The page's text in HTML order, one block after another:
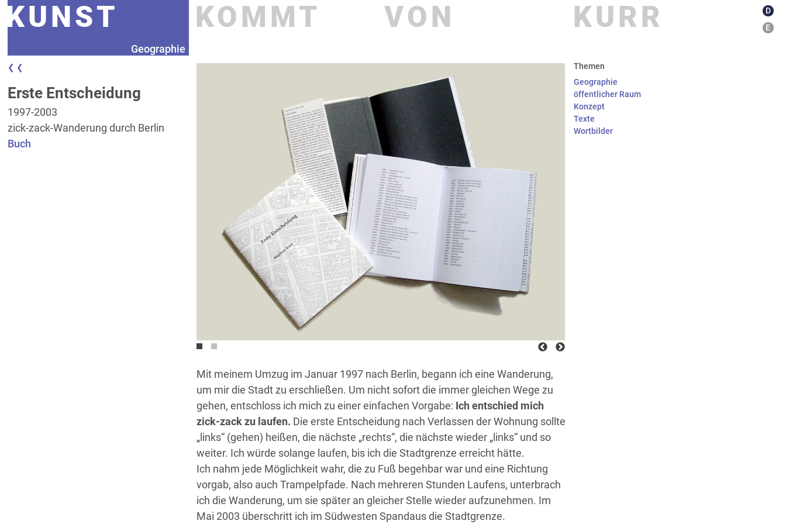
KUNST
Geographie
KOMMT VON KURR
D
E
❮ ❮
Erste Entscheidung
1997-2003
zick-zack-Wanderung durch Berlin
Buch
Mit meinem Umzug im Januar 1997 nach Berlin, begann ich eine Wanderung,
um mir die Stadt zu erschließen. Um nicht sofort die immer gleichen Wege zu
gehen, entschloss ich mich zu einer einfachen Vorgabe: Ich entschied mich
zick-zack zu laufen. Die erste Entscheidung nach Verlassen der Wohnung sollte
„links“ (gehen) heißen, die nächste „rechts“, die nächste wieder „links“ und so
weiter. Ich würde solange laufen, bis ich die Stadtgrenze erreicht hätte.
Ich nahm jede Möglichkeit wahr, die zu Fuß begehbar war und eine Richtung
vorgab, also auch Trampelpfade. Nach mehreren Stunden Laufens, unterbrach
ich die Wanderung, um sie später an gleicher Stelle wieder aufzunehmen. Im
Mai 2003 überschritt ich im Südwesten Spandaus die Stadtgrenze.
Themen
Geographie
öffentlicher Raum
Konzept
Texte
Wortbilder